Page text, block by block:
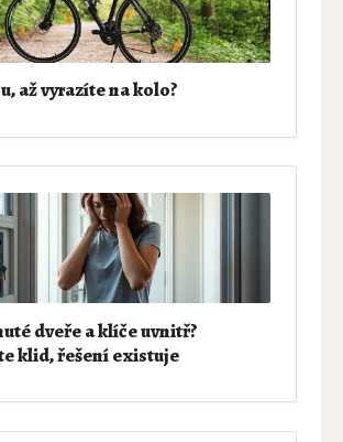
až vyrazíte na kolo?
dveře a klíče uvnitř?
klid, řešení existuje